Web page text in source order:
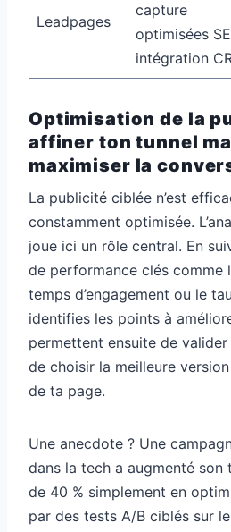
Leadpages
capture
optimisées
intégration
Optimisation de la
affiner ton tunnel
maximiser la
La publicité ciblée n’est
constamment optimisée.
joue ici un rôle central. En
de performance clés comme
temps d’engagement ou le
identifies les points à
permettent ensuite de
de choisir la meilleure
de ta page.
Une anecdote ? Une
dans la tech a augmenté son
de 40 % simplement en
par des tests A/B ciblés sur